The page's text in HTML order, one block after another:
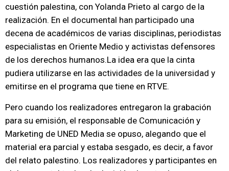
cuestión palestina, con Yolanda Prieto al cargo de la
realización. En el documental han participado una
decena de académicos de varias disciplinas, periodistas
especialistas en Oriente Medio y activistas defensores
de los derechos humanos.La idea era que la cinta
pudiera utilizarse en las actividades de la universidad y
emitirse en el programa que tiene en RTVE.
Pero cuando los realizadores entregaron la grabación
para su emisión, el responsable de Comunicación y
Marketing de UNED Media se opuso, alegando que el
material era parcial y estaba sesgado, es decir, a favor
del relato palestino. Los realizadores y participantes en